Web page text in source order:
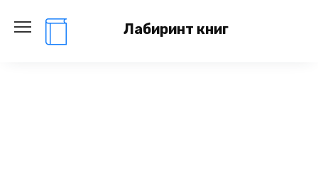
содержанию
Лабиринт книг